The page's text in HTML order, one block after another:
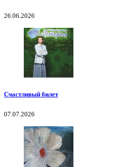
26.06.2026
Счастливый билет
07.07.2026